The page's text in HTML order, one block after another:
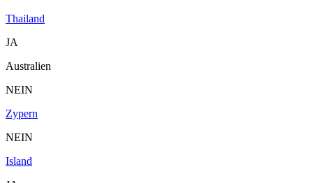
Thailand
JA
Australien
NEIN
Zypern
NEIN
Island